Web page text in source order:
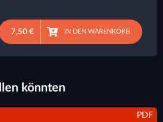
7,50 € IN DEN WARENKORB
könnten
PDF